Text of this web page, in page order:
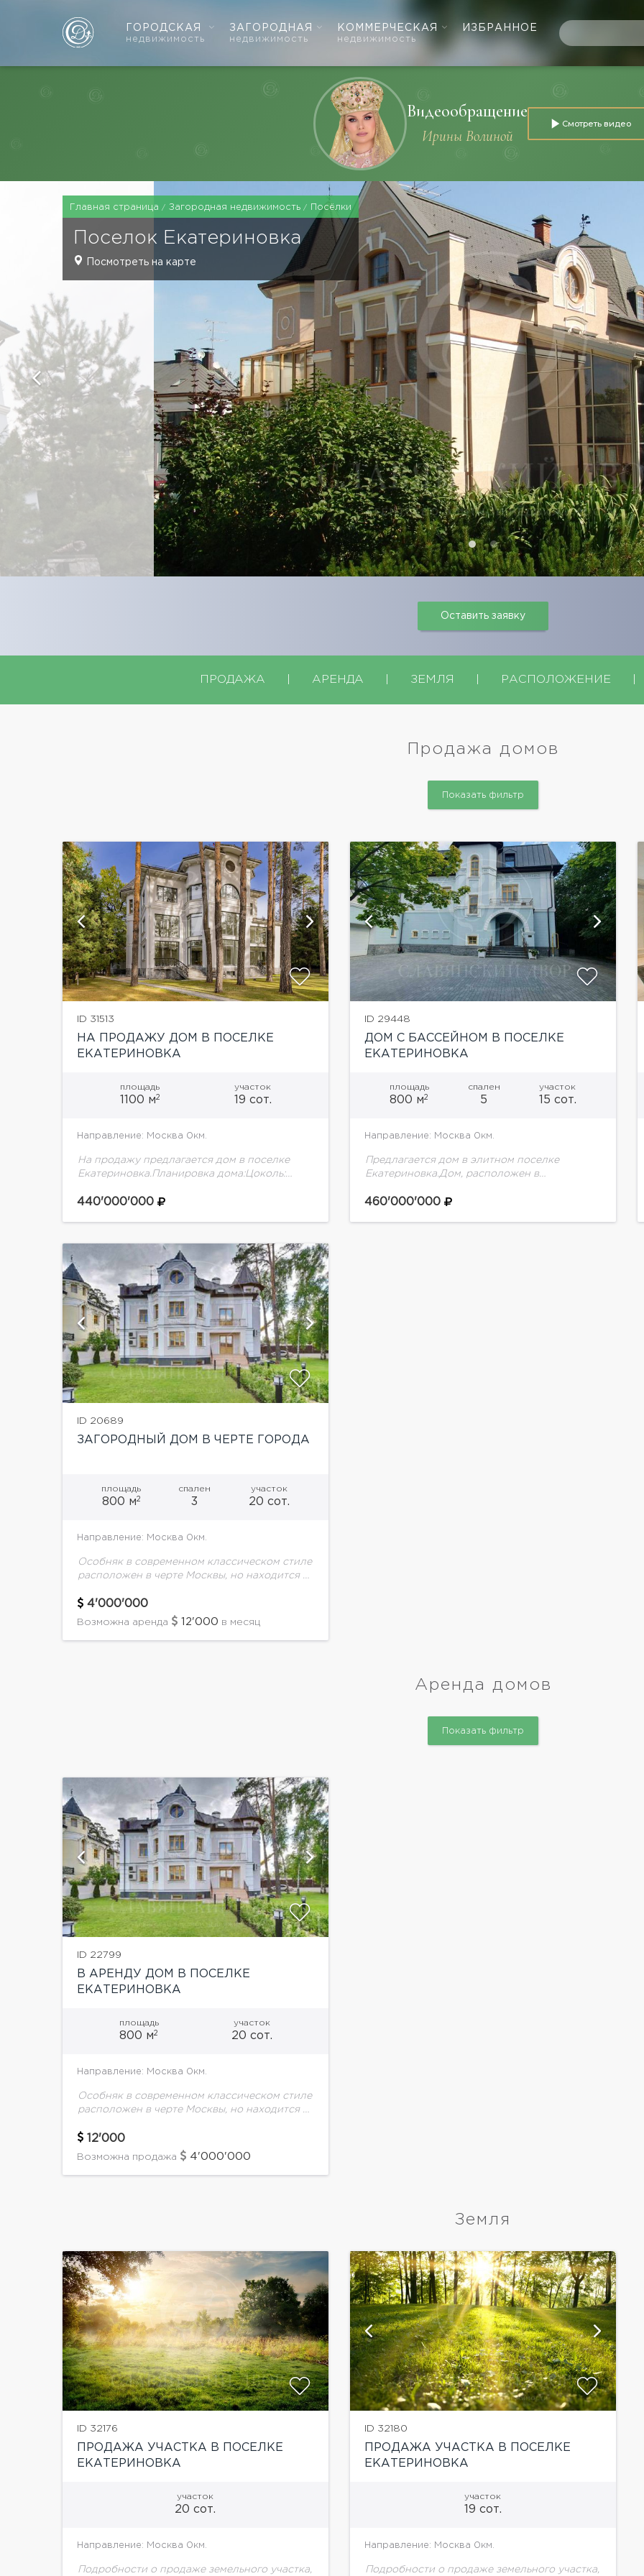
ГОРОДСКАЯ
недвижимость
ЗАГОРОДНАЯ
недвижимость
КОММЕРЧЕСКАЯ
недвижимость
ИЗБРАННОЕ
Видеообращение
Ирины Волиной
Смотреть видео
Главная страница Загородная недвижимость Посёлки
Поселок Екатериновка
Посмотреть на карте
Оставить заявку
ПРОДАЖА АРЕНДА ЗЕМЛЯ РАСПОЛОЖЕНИЕ
Продажа домов
Показать фильтр
ID 31513
НА ПРОДАЖУ ДОМ В ПОСЕЛКЕ
ЕКАТЕРИНОВКА
площадь
1100 м2
участок
19 сот.
Направление: Москва 0км.
На продажу предлагается дом в поселке
Екатериновка.Планировка дома:Цоколь:
гладильная, с/у, техническое помещение,
440'000'000
показать ещё 22 фотографии
ID 29448
ДОМ С БАССЕЙНОМ В ПОСЕЛКЕ
ЕКАТЕРИНОВКА
площадь
800 м2
спален
5
участок
15 сот.
Направление: Москва 0км.
Предлагается дом в элитном поселке
Екатериновка.Дом, расположен в
шоссе, находящемся в черте города.
460'000'000
показать ещё 10 фотографий
ID 20689
ЗАГОРОДНЫЙ ДОМ В ЧЕРТЕ ГОРОДА
площадь
800 м2
спален
3
участок
20 сот.
Направление: Москва 0км.
Особняк в современном классическом стиле
расположен в черте Москвы, но находится в
обустроен по принципу европейских
пригородов: относительно небольшой, но
4'000'000
Возможна аренда 12'000 в месяц
Аренда домов
Показать фильтр
ID 22799
В АРЕНДУ ДОМ В ПОСЕЛКЕ
ЕКАТЕРИНОВКА
площадь
800 м2
участок
20 сот.
Направление: Москва 0км.
Особняк в современном классическом стиле
расположен в черте Москвы, но находится в
обустроен по принципу европейских
пригородов: относительно небольшой, но
12'000
Возможна продажа 4'000'000
Земля
ID 32176
ПРОДАЖА УЧАСТКА В ПОСЕЛКЕ
ЕКАТЕРИНОВКА
участок
20 сот.
Направление: Москва 0км.
Подробности о продаже земельного участка,
ID 32180
ПРОДАЖА УЧАСТКА В ПОСЕЛКЕ
ЕКАТЕРИНОВКА
участок
19 сот.
Направление: Москва 0км.
Подробности о продаже земельного участка,